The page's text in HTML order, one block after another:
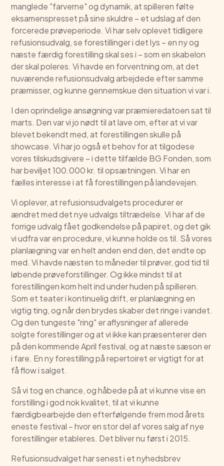
manglede "farverne" og dynamik, at spilleren følte
eksamenspresset på sine skuldre – et udslag af den
forcerede prøveperiode. Vi har selv oplevet tidligere
refusionsudvalg, se forestillinger i det lys – en ny og
næste færdig forestilling skal ses i – som en skabelon
der skal poleres. Vi havde en forventning om, at det
nuværende refusionsudvalg arbejdede efter samme
præmisser, og kunne gennemskue den situation vi var i.
I den oprindelige ansøgning var præmieredatoen sat til
marts. Den var vi jo nødt til at lave om, efter at vi var
blevet bekendt med, at forestillingen skulle på
showcase. Vi har jo også et behov for at tilgodese
vores tilskudsgivere – i dette tilfælde BG Fonden, som
har beviljet 100.000 kr. til opsætningen. Vi har en
fælles interesse i at få forestillingen på landevejen.
Vi oplever, at refusionsudvalgets procedurer er
ændret med det nye udvalgs tiltrædelse. Vi har af de
forrige udvalg fået godkendelse på papiret, og det gik
vi udfra var en procedure, vi kunne holde os til. Så vores
planlægning var en helt anden end den, det endte op
med. Vi havde næsten to måneder til prøver, god tid til
løbende prøveforstillinger. Og ikke mindst til at
forestillingen kom helt ind under huden på spilleren.
Som et teater i kontinuelig drift, er planlægning en
vigtig ting, og når den brydes skaber det ringe i vandet.
Og den tungeste "ring" er aflysninger af allerede
solgte forestillinger og at vi ikke kan præsenterer den
på den kommende April festival, og at næste sæson er
i fare. En ny forestilling på repertoiret er vigtigt for at
få flow i salget.
Så vi tog en chance, og håbede på at vi kunne vise en
forstilling i god nok kvalitet, til at vi kunne
færdigbearbejde den efterfølgende frem mod årets
eneste festival – hvor en stor del af vores salg af nye
forestillinger etableres. Det bliver nu først i 2015.
Refusionsudvalget har senest i et nyhedsbrev